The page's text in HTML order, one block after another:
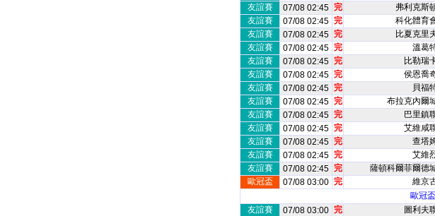
友誼賽
07/08 02:45 完 弗利克斯
友誼賽
07/08 02:45 完 科化體育
友誼賽
07/08 02:45 完 比夏克里
友誼賽
07/08 02:45 完 溫葛
友誼賽
07/08 02:45 完 比勒瑞
友誼賽
07/08 02:45 完 侯恩喬
友誼賽
07/08 02:45 完 貝福
友誼賽
07/08 02:45 完 布拉克內爾
友誼賽
07/08 02:45 完 巴里鎮
友誼賽
07/08 02:45 完 艾維咸
友誼賽
07/08 02:45 完 查塔
友誼賽
07/08 02:45 完 艾維
友誼賽
07/08 02:45 完 薩頓科爾菲爾德
歐冠盃
07/08 03:00 完 維京
歐冠
友誼賽
07/08 03:00 完 圖利夫